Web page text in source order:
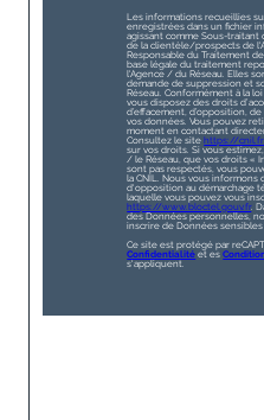
Les informations recueillies
enregistrées dans un fichier
agissant comme Sous-
de la clientèle/prospects de
Responsable du Traitement
base légale du traitement
l'Agence / du Réseau. Elles
demande de suppression et
Réseau. Conformément à la
vous disposez des droits
d’effacement, d’opposition,
vos données. Vous pouvez
moment en contactant
Consultez le site https://
sur vos droits. Si vous
/ le Réseau, que vos droits «
sont pas respectés, vous
la CNIL. Nous vous informons
d'opposition au démarchage
laquelle vous pouvez vous
https://www.bloctel.gouv.fr.
des Données personnelles,
inscrire de Données
Ce site est protégé par
Confidentialité et es
s'appliquent.